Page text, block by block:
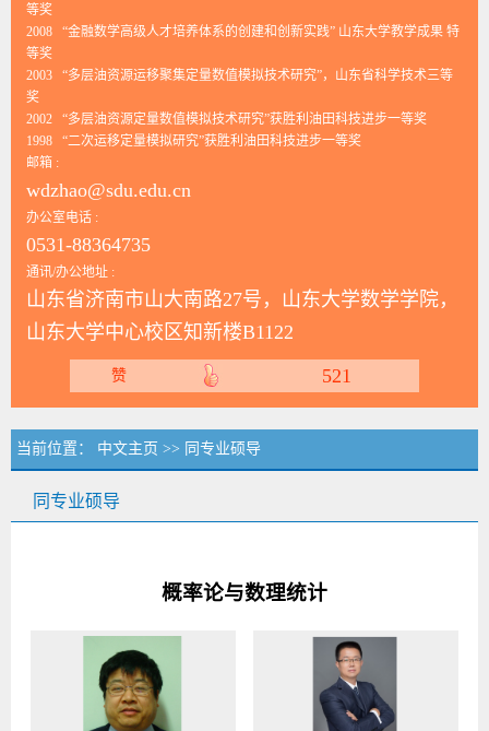
等奖
2008 “金融数学高级人才培养体系的创建和创新实践” 山东大学教学成果 特
等奖
2003 “多层油资源运移聚集定量数值模拟技术研究”，山东省科学技术三等
奖
2002 “多层油资源定量数值模拟技术研究”获胜利油田科技进步一等奖
1998 “二次运移定量模拟研究”获胜利油田科技进步一等奖
邮箱 :
wdzhao@sdu.edu.cn
办公室电话 :
0531-88364735
通讯/办公地址 :
山东省济南市山大南路27号，山东大学数学学院，
山东大学中心校区知新楼B1122
赞 521
当前位置： 中文主页 >> 同专业硕导
同专业硕导
概率论与数理统计